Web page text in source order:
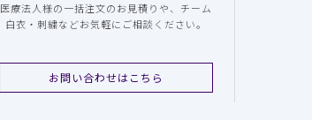
医療法人様の一括注文のお見積りや、チーム
白衣・刺繍などお気軽にご相談ください。
お問い合わせはこちら